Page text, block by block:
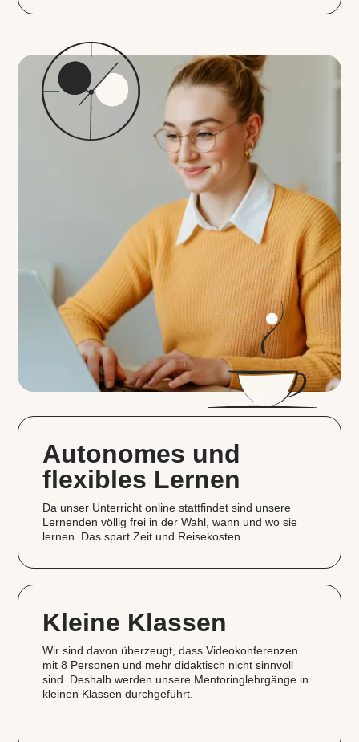
Autonomes und
flexibles Lernen
Da unser Unterricht online stattfindet sind unsere
Lernenden völlig frei in der Wahl, wann und wo sie
lernen. Das spart Zeit und Reisekosten.
Kleine Klassen
Wir sind davon überzeugt, dass Videokonferenzen
mit 8 Personen und mehr didaktisch nicht sinnvoll
sind. Deshalb werden unsere Mentoringlehrgänge in
kleinen Klassen durchgeführt.